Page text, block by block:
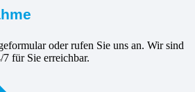
oder rufen Sie uns an. Wir sind
7 für Sie erreichbar.